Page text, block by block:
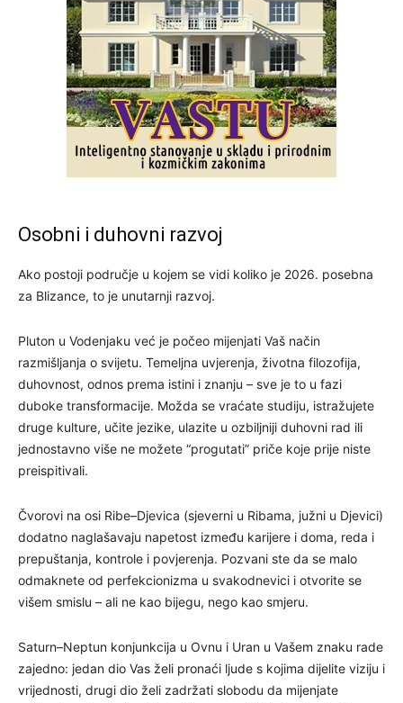
Osobni i duhovni razvoj
Ako postoji područje u kojem se vidi koliko je 2026. posebna
za Blizance, to je unutarnji razvoj.
Pluton u Vodenjaku već je počeo mijenjati Vaš način
razmišljanja o svijetu. Temeljna uvjerenja, životna filozofija,
duhovnost, odnos prema istini i znanju – sve je to u fazi
duboke transformacije. Možda se vraćate studiju, istražujete
druge kulture, učite jezike, ulazite u ozbiljniji duhovni rad ili
jednostavno više ne možete “progutati” priče koje prije niste
preispitivali.
Čvorovi na osi Ribe–Djevica (sjeverni u Ribama, južni u Djevici)
dodatno naglašavaju napetost između karijere i doma, reda i
prepuštanja, kontrole i povjerenja. Pozvani ste da se malo
odmaknete od perfekcionizma u svakodnevici i otvorite se
višem smislu – ali ne kao bijegu, nego kao smjeru.
Saturn–Neptun konjunkcija u Ovnu i Uran u Vašem znaku rade
zajedno: jedan dio Vas želi pronaći ljude s kojima dijelite viziju i
vrijednosti, drugi dio želi zadržati slobodu da mijenjate